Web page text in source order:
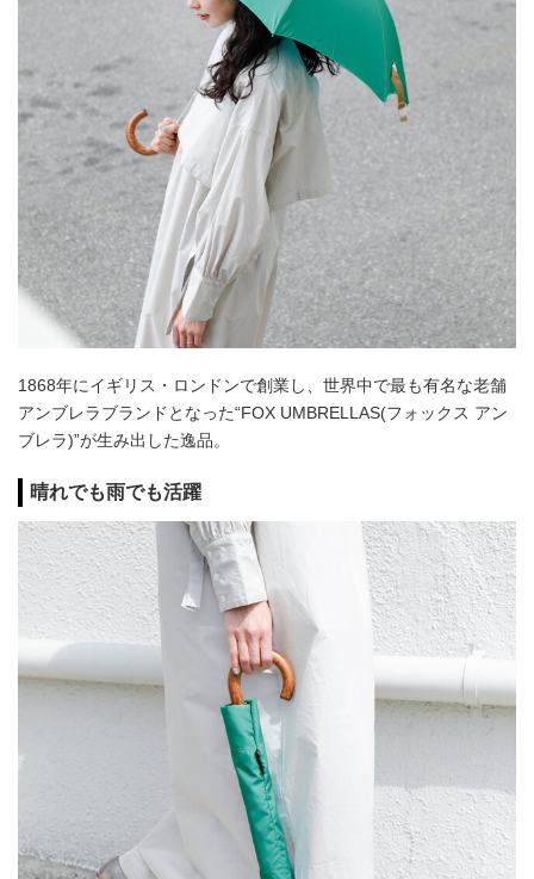
1868年にイギリス・ロンドンで創業し、世界中で最も有名な老舗
アンブレラブランドとなった“FOX UMBRELLAS(フォックス アン
ブレラ)”が生み出した逸品。
晴れでも雨でも活躍